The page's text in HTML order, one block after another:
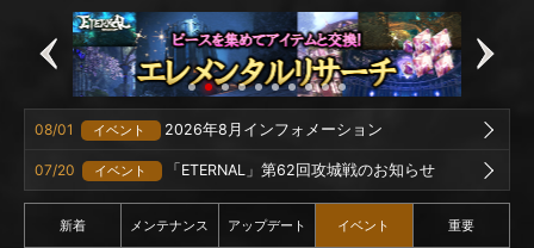
08/01 イベント 2026年8月インフォメーション
07/20 イベント 「ETERNAL」第62回攻城戦のお知らせ
新着 メンテナンス アップデート イベント 重要